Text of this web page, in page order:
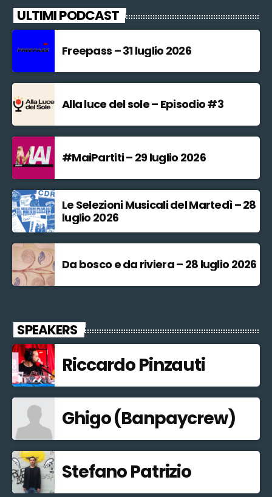
ULTIMI PODCAST
Freepass – 31 luglio 2026
Alla luce del sole – Episodio #3
#MaiPartiti – 29 luglio 2026
Le Selezioni Musicali del Martedì – 28
luglio 2026
Da bosco e da riviera – 28 luglio 2026
SPEAKERS
Riccardo Pinzauti
Ghigo (Banpaycrew)
Stefano Patrizio